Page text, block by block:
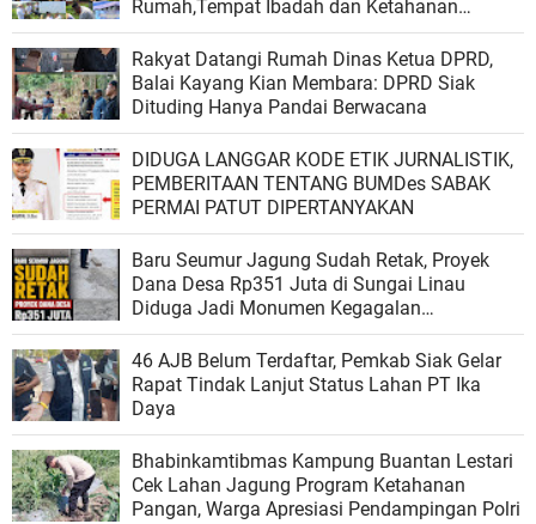
Rumah,Tempat Ibadah dan Ketahanan
Pangan
Rakyat Datangi Rumah Dinas Ketua DPRD,
Balai Kayang Kian Membara: DPRD Siak
Dituding Hanya Pandai Berwacana
DIDUGA LANGGAR KODE ETIK JURNALISTIK,
PEMBERITAAN TENTANG BUMDes SABAK
PERMAI PATUT DIPERTANYAKAN
Baru Seumur Jagung Sudah Retak, Proyek
Dana Desa Rp351 Juta di Sungai Linau
Diduga Jadi Monumen Kegagalan
Pengawasan
46 AJB Belum Terdaftar, Pemkab Siak Gelar
Rapat Tindak Lanjut Status Lahan PT Ika
Daya
Bhabinkamtibmas Kampung Buantan Lestari
Cek Lahan Jagung Program Ketahanan
Pangan, Warga Apresiasi Pendampingan Polri